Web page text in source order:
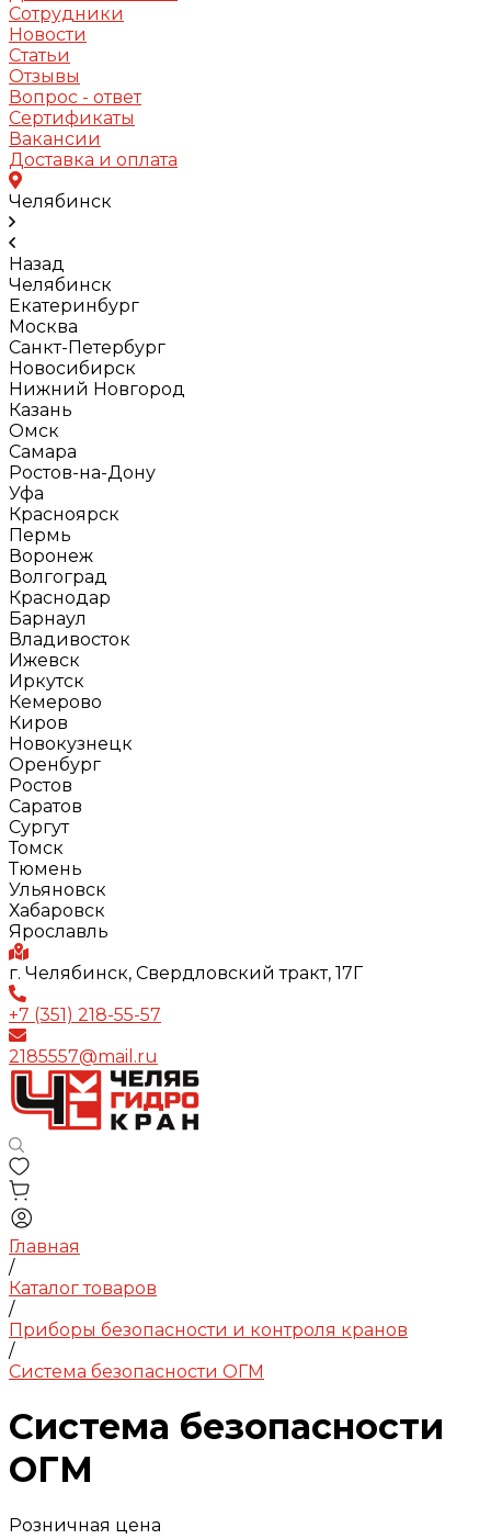
Сотрудники
Новости
Статьи
Отзывы
Вопрос - ответ
Сертификаты
Вакансии
Доставка и оплата
Челябинск
Назад
Челябинск
Екатеринбург
Москва
Санкт-Петербург
Новосибирск
Нижний Новгород
Казань
Омск
Самара
Ростов-на-Дону
Уфа
Красноярск
Пермь
Воронеж
Волгоград
Краснодар
Барнаул
Владивосток
Ижевск
Иркутск
Кемерово
Киров
Новокузнецк
Оренбург
Ростов
Саратов
Сургут
Томск
Тюмень
Ульяновск
Хабаровск
Ярославль
г. Челябинск, Свердловский тракт, 17Г
+7 (351) 218-55-57
2185557@mail.ru
Главная
/
Каталог товаров
/
Приборы безопасности и контроля кранов
/
Система безопасности ОГМ
Система безопасности
ОГМ
Розничная цена